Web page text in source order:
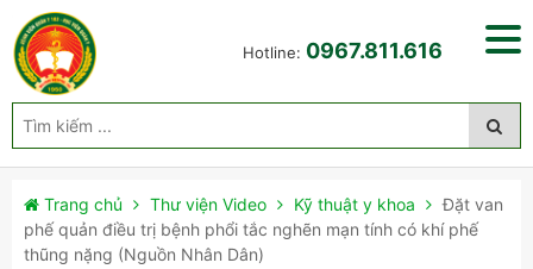
Hotline: 0967.811.616
Trang chủ Thư viện Video Kỹ thuật y khoa
Đặt van
phế quản điều trị bệnh phổi tắc nghẽn mạn tính có khí phế
thũng nặng (Nguồn Nhân Dân)